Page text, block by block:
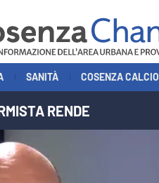
SANITÀ COSENZA CALCIO
RENDE